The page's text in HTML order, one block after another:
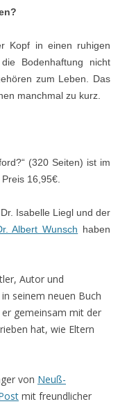
Kopf in einen ruhigen
Bodenhaftung nicht
zum Leben. Das
manchmal zu kurz.
(320 Seiten) ist im
16,95€.
Isabelle Liegl und der
Albert Wunsch haben
Autor und
seinem neuen Buch
er gemeinsam mit der
hat, wie Eltern
von Neuß-
mit freundlicher